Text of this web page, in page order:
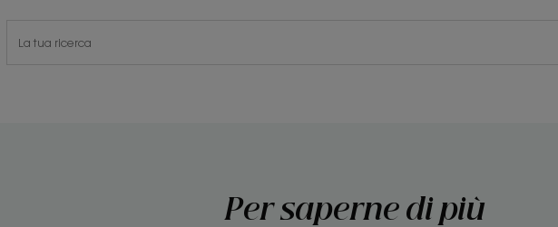
Per saperne di più